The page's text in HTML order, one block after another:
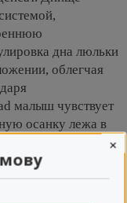
дна люльки
облегчая
малыш чувствует
осанку лежа в
разворачивать
×